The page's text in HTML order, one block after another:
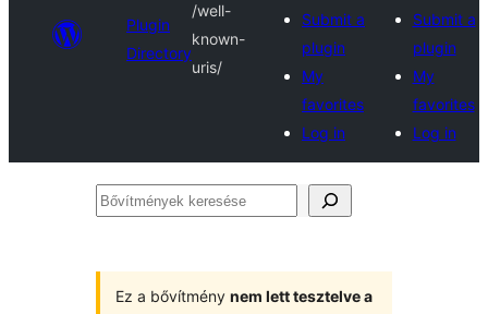
Plugin
Directory
/well-
known-
uris/
Submit a
plugin
My
favorites
Log in
Submit a
plugin
My
favorites
Log in
Bővítmények
Ez a bővítmény nem lett tesztelve a